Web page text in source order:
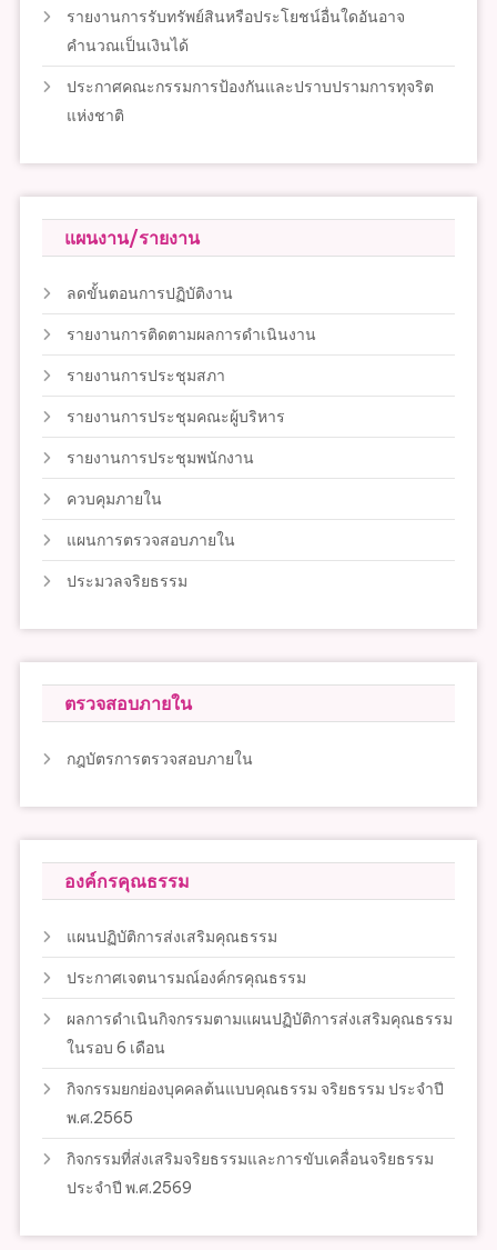
รายงานการรับทรัพย์สินหรือประโยชน์อื่นใดอันอาจ
คำนวณเป็นเงินได้
ประกาศคณะกรรมการป้องกันและปราบปรามการทุจริต
แห่งชาติ
แผนงาน/รายงาน
ลดขั้นตอนการปฏิบัติงาน
รายงานการติดตามผลการดำเนินงาน
รายงานการประชุมสภา
รายงานการประชุมคณะผู้บริหาร
รายงานการประชุมพนักงาน
ควบคุมภายใน
แผนการตรวจสอบภายใน
ประมวลจริยธรรม
ตรวจสอบภายใน
กฎบัตรการตรวจสอบภายใน
องค์กรคุณธรรม
แผนปฏิบัติการส่งเสริมคุณธรรม
ประกาศเจตนารมณ์องค์กรคุณธรรม
ผลการดำเนินกิจกรรมตามแผนปฏิบัติการส่งเสริมคุณธรรม
ในรอบ 6 เดือน
กิจกรรมยกย่องบุคคลต้นแบบคุณธรรม จริยธรรม ประจำปี
พ.ศ.2565
กิจกรรมที่ส่งเสริมจริยธรรมและการขับเคลื่อนจริยธรรม
ประจำปี พ.ศ.2569